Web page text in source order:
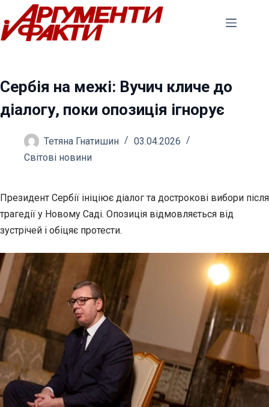
Перейти
до
вмісту
Сербія на межі: Вучич кличе до
діалогу, поки опозиція ігнорує
Тетяна Гнатишин
03.04.2026
Світові новини
Президент Сербії ініціює діалог та дострокові вибори після
трагедії у Новому Саді. Опозиція відмовляється від
зустрічей і обіцяє протести.